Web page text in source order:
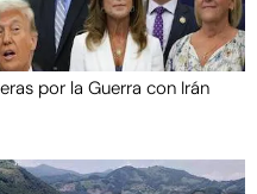
por la Guerra con Irán